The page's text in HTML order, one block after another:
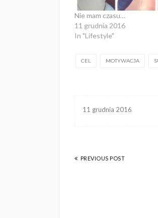
Nie mam czasu…
11 grudnia 2016
In "Lifestyle"
CEL MOTYWACJA
11 grudnia 2016
PREVIOUS POST